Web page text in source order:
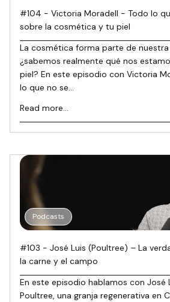
#104 - Victoria Moradell - Todo lo
sobre la cosmética y tu piel
La cosmética forma parte de
¿sabemos realmente qué nos
piel? En este episodio con Victoria
lo que no se...
Read more...
Podcasts
#103 - José Luis (Poultree) – La
la carne y el campo
En este episodio hablamos con José
Poultree, una granja regenerativa en